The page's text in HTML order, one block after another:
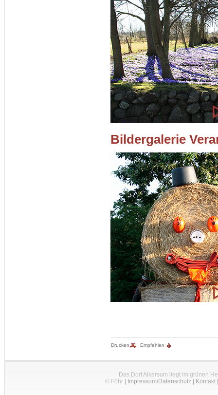
Bildergalerie
Drucken Empfehlen
Das Dorf Alkersum liegt im grünen
© Föhr| Impressum/Datenschutz| Kontakt